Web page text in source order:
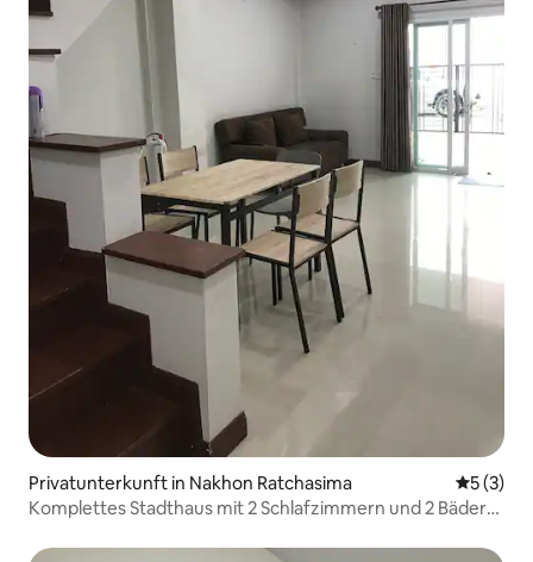
Privatunterkunft in Nakhon Ratchasima
5 (3)
Komplettes Stadthaus mit 2 Schlafzimmern und 2 Bädern